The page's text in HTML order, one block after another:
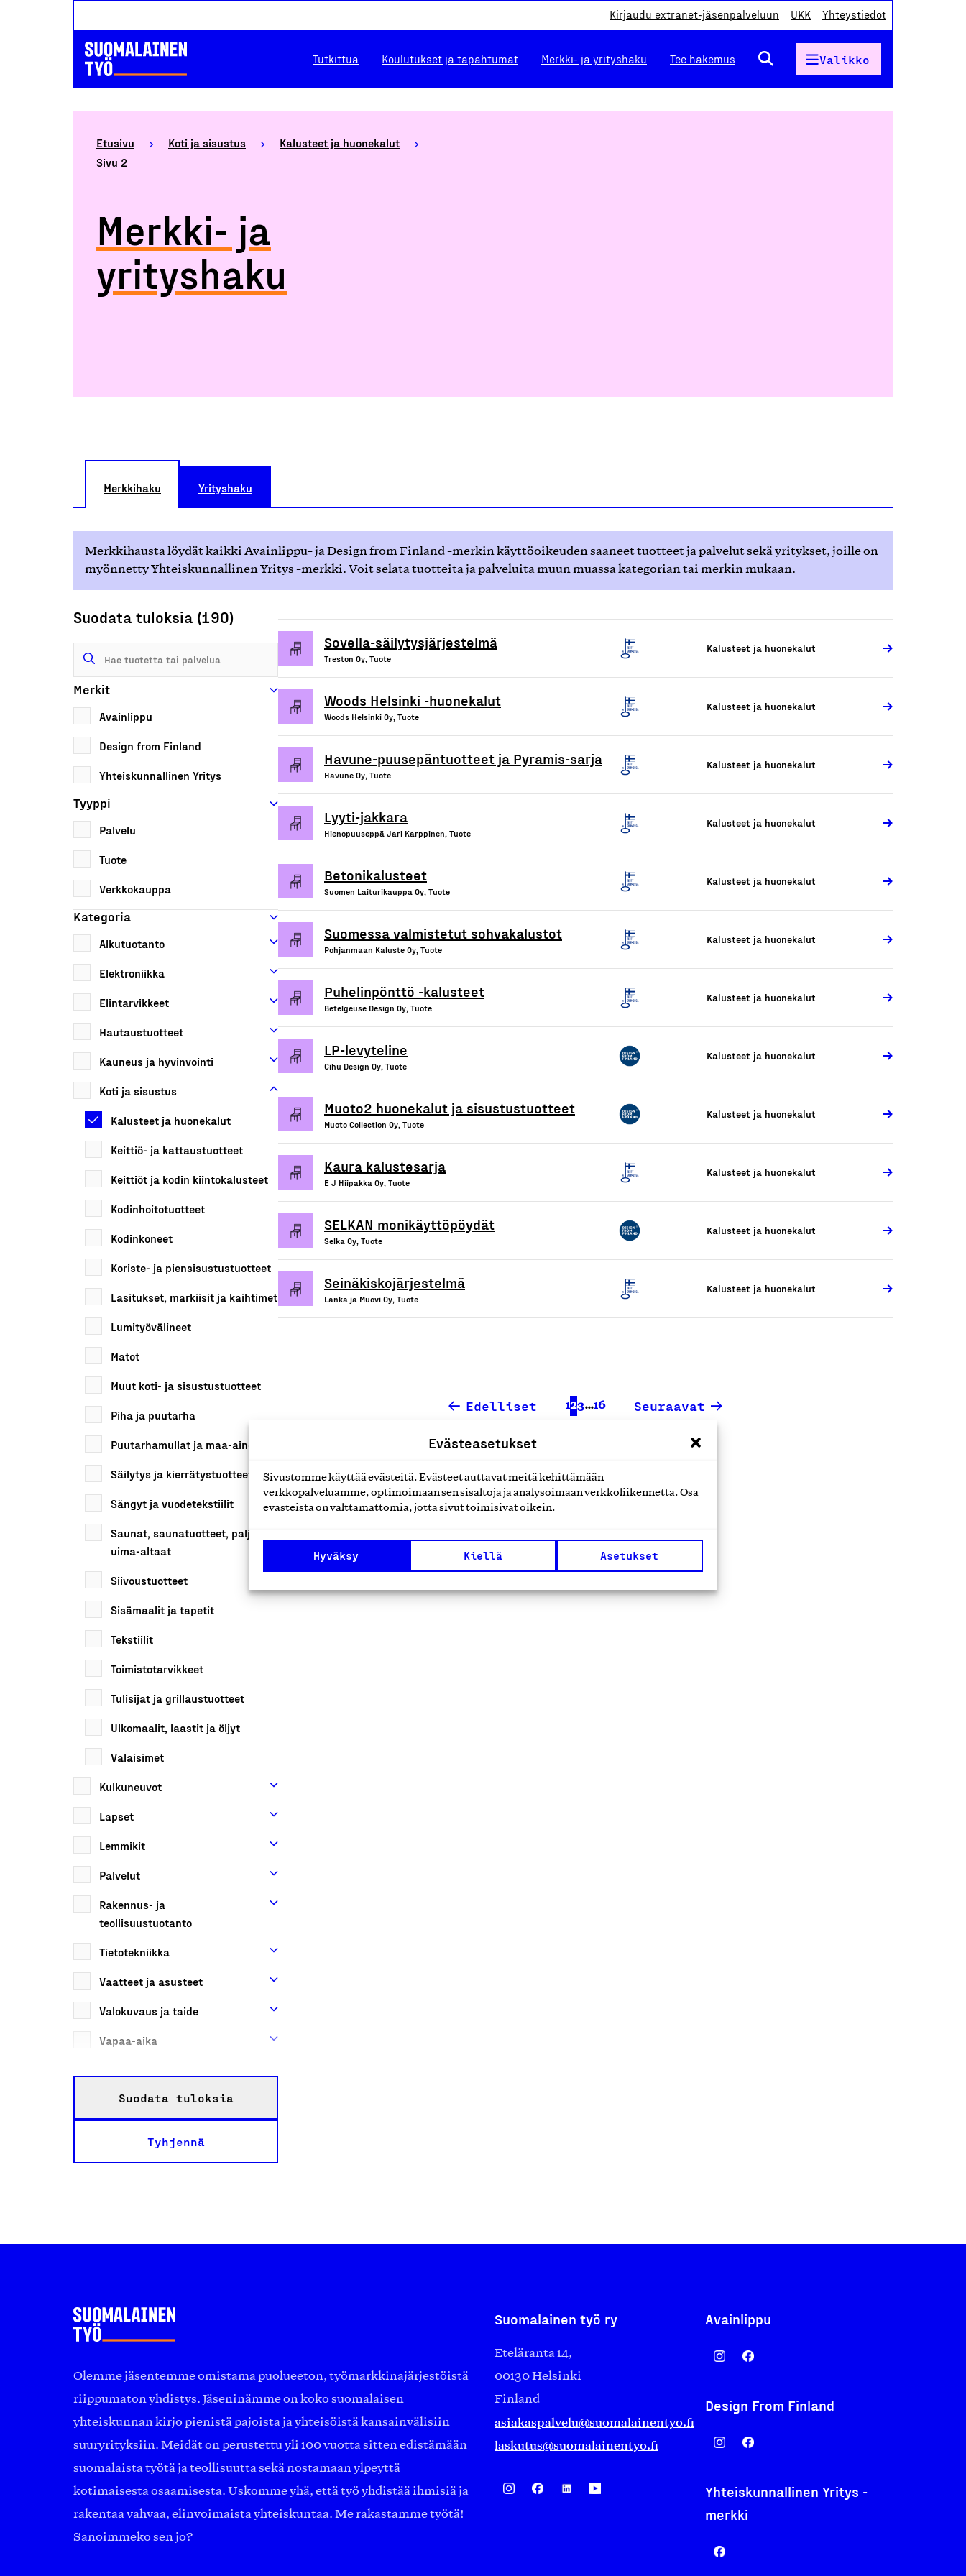
Evästeasetukset
Sivustomme käyttää evästeitä. Evästeet auttavat meitä kehittämään
verkkopalveluamme, optimoimaan sen sisältöjä ja analysoimaan verkkoliikennettä. Osa
evästeistä on välttämättömiä, jotta sivut toimisivat oikein.
Hyväksy Kiellä Asetukset
Kirjaudu extranet-jäsenpalveluun UKK Yhteystiedot
Tutkittua Koulutukset ja tapahtumat Merkki- ja yrityshaku Tee hakemus Valikko
Etusivu Koti ja sisustus
Kalusteet ja huonekalut
Sivu 2
Merkki- ja
yrityshaku
Merkkihaku Yrityshaku
Merkkihausta löydät kaikki Avainlippu- ja Design from Finland -merkin käyttöoikeuden saaneet tuotteet ja palvelut sekä yritykset, joille on
myönnetty Yhteiskunnallinen Yritys -merkki. Voit selata tuotteita ja palveluita muun muassa kategorian tai merkin mukaan.
Suodata tuloksia (190)
Merkit
Avainlippu
Design from Finland
Yhteiskunnallinen Yritys
Tyyppi
Palvelu
Tuote
Verkkokauppa
Kategoria
Alkutuotanto
Elektroniikka
Elintarvikkeet
Hautaustuotteet
Kauneus ja hyvinvointi
Koti ja sisustus
Kalusteet ja huonekalut
Keittiö- ja kattaustuotteet
Keittiöt ja kodin kiintokalusteet
Kodinhoitotuotteet
Kodinkoneet
Koriste- ja piensisustustuotteet
Lasitukset, markiisit ja kaihtimet
Lumityövälineet
Matot
Muut koti- ja sisustustuotteet
Piha ja puutarha
Puutarhamullat ja maa-ainekset
Säilytys ja kierrätystuotteet
Sängyt ja vuodetekstiilit
Saunat, saunatuotteet, paljut ja
uima-altaat
Siivoustuotteet
Sisämaalit ja tapetit
Tekstiilit
Toimistotarvikkeet
Tulisijat ja grillaustuotteet
Ulkomaalit, laastit ja öljyt
Valaisimet
Kulkuneuvot
Lapset
Lemmikit
Palvelut
Rakennus- ja
teollisuustuotanto
Tietotekniikka
Vaatteet ja asusteet
Valokuvaus ja taide
Vapaa-aika
Suodata tuloksia
Tyhjennä
Sovella-säilytysjärjestelmä
Treston Oy, Tuote
Kalusteet ja huonekalut
Woods Helsinki -huonekalut
Woods Helsinki Oy, Tuote
Kalusteet ja huonekalut
Havune-puusepäntuotteet ja Pyramis-sarja
Havune Oy, Tuote
Kalusteet ja huonekalut
Lyyti-jakkara
Hienopuuseppä Jari Karppinen, Tuote
Kalusteet ja huonekalut
Betonikalusteet
Suomen Laiturikauppa Oy, Tuote
Kalusteet ja huonekalut
Suomessa valmistetut sohvakalustot
Pohjanmaan Kaluste Oy, Tuote
Kalusteet ja huonekalut
Puhelinpönttö -kalusteet
Betelgeuse Design Oy, Tuote
Kalusteet ja huonekalut
LP-levyteline
Cihu Design Oy, Tuote
Kalusteet ja huonekalut
Muoto2 huonekalut ja sisustustuotteet
Muoto Collection Oy, Tuote
Kalusteet ja huonekalut
Kaura kalustesarja
E J Hiipakka Oy, Tuote
Kalusteet ja huonekalut
SELKAN monikäyttöpöydät
Selka Oy, Tuote
Kalusteet ja huonekalut
Seinäkiskojärjestelmä
Lanka ja Muovi Oy, Tuote
Kalusteet ja huonekalut
Edelliset 123…16 Seuraavat
Olemme jäsentemme omistama puolueeton, työmarkkinajärjestöistä
riippumaton yhdistys. Jäseninämme on koko suomalaisen
yhteiskunnan kirjo pienistä pajoista ja yhteisöistä kansainvälisiin
suuryrityksiin. Meidät on perustettu yli 100 vuotta sitten edistämään
suomalaista työtä ja teollisuutta sekä nostamaan ylpeyttä
kotimaisesta osaamisesta. Uskomme yhä, että työ yhdistää ihmisiä ja
rakentaa vahvaa, elinvoimaista yhteiskuntaa. Me rakastamme työtä!
Sanoimmeko sen jo?
Suomalainen työ ry
Eteläranta 14,
00130 Helsinki
Finland
asiakaspalvelu@suomalainentyo.fi
laskutus@suomalainentyo.fi
Avainlippu
Design From Finland
Yhteiskunnallinen Yritys -
merkki